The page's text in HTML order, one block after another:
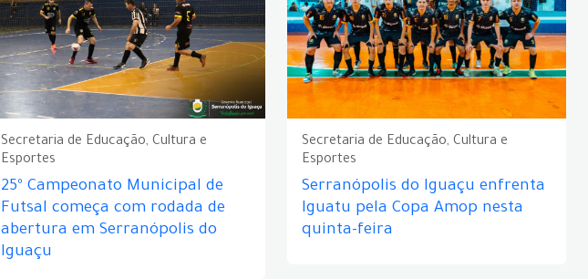
Secretaria de Educação, Cultura e
Esportes
25º Campeonato Municipal de
Futsal começa com rodada de
abertura em Serranópolis do
Iguaçu
Secretaria de Educação, Cultura e
Esportes
Serranópolis do Iguaçu enfrenta
Iguatu pela Copa Amop nesta
quinta-feira